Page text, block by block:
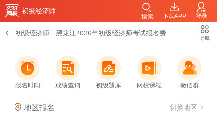
初级经济师
下载APP 登录
搜索
初级经济师 - 黑龙江2026年初级经济师考试报名费
导航
报名时间 成绩查询 初级题库 网校课程 微信群
地区报名 切换地区